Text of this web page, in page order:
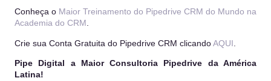
Conheça o Maior Treinamento do Pipedrive CRM do Mundo na
Academia do CRM
Crie sua Conta Gratuita do Pipedrive CRM clicandoAQUI
Pipe Digital a Maior Consultoria Pipedrive da América
Latina!